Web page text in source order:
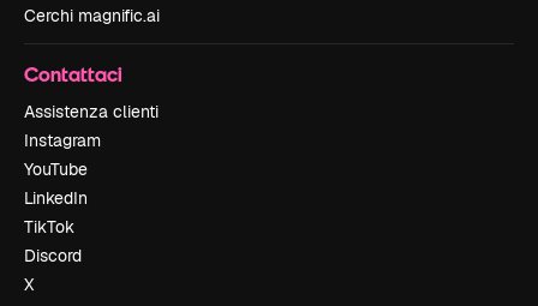
Cerchi magnific.ai
Contattaci
Assistenza clienti
Instagram
YouTube
LinkedIn
TikTok
Discord
X